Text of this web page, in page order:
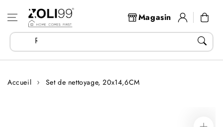
contenu
Recherchez vos articles...
Magasin
connecter
Panier
Accueil Set de nettoyage, 20x14,6CM